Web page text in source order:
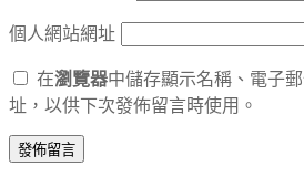
個人網站網址
在瀏覽器中儲存顯示名稱、電子
址，以供下次發佈留言時使用。